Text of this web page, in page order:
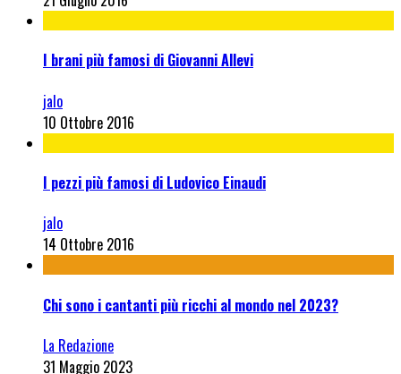
I brani più famosi di Giovanni Allevi
jalo
10 Ottobre 2016
I pezzi più famosi di Ludovico Einaudi
jalo
14 Ottobre 2016
Chi sono i cantanti più ricchi al mondo nel 2023?
La Redazione
31 Maggio 2023